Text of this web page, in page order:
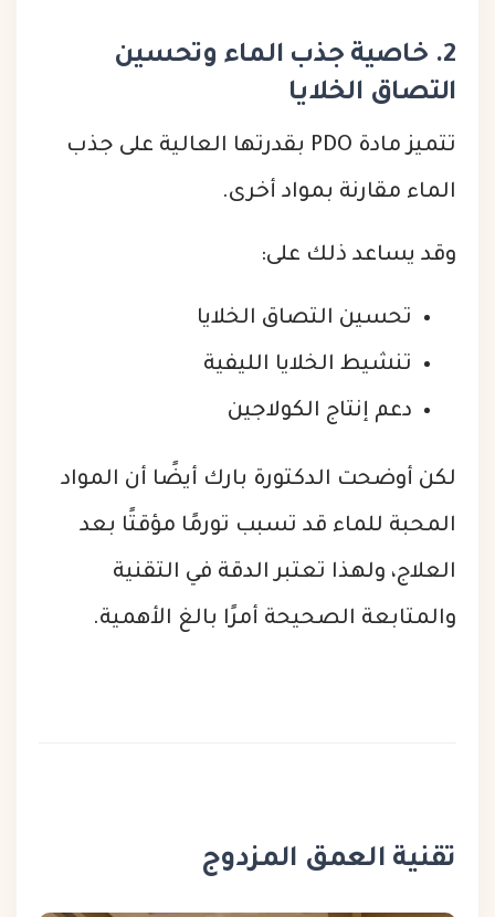
2. خاصية جذب الماء وتحسين
التصاق الخلايا
تتميز مادة PDO بقدرتها العالية على جذب
الماء مقارنة بمواد أخرى.
وقد يساعد ذلك على:
تحسين التصاق الخلايا
تنشيط الخلايا الليفية
دعم إنتاج الكولاجين
لكن أوضحت الدكتورة بارك أيضًا أن المواد
المحبة للماء قد تسبب تورمًا مؤقتًا بعد
العلاج، ولهذا تعتبر الدقة في التقنية
والمتابعة الصحيحة أمرًا بالغ الأهمية.
تقنية العمق المزدوج